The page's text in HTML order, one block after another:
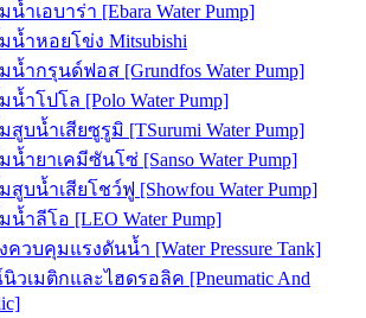
น้ำเอบาร่า [Ebara Water Pump]
น้ำหอยโข่ง Mitsubishi
น้ำกรุนด์ฟอส [Grundfos Water Pump]
น้ำโปโล [Polo Water Pump]
สูบน้ำเสียซูรูมิ [TSurumi Water Pump]
น้ำยาเคมีซันโซ่ [Sanso Water Pump]
สูบน้ำเสียโชว์ฟู [Showfou Water Pump]
น้ำลีโอ [LEO Water Pump]
ควบคุมแรงดันน้ำ [Water Pressure Tank]
วเมติกและไฮดรอลิค [Pneumatic And